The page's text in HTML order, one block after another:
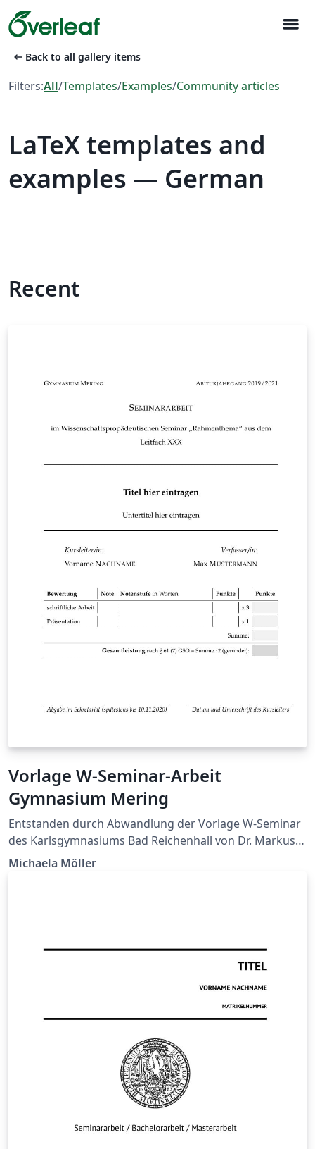
menu
arrow_left_alt Back to all gallery items
Filters:All/Templates/Examples/Community articles
LaTeX templates and
examples — German
Recent
Vorlage W-Seminar-Arbeit
Gymnasium Mering
Entstanden durch Abwandlung der Vorlage W-Seminar
des Karlsgymnasiums Bad Reichenhall von Dr. Markus
Woski.
Michaela Möller